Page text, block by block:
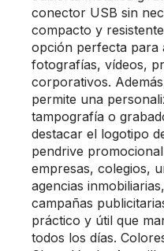
conector USB sin
compacto y
opción perfecta para
fotografías, vídeos,
corporativos.
permite una
tampografía o
destacar el logotipo
pendrive
empresas, colegios,
agencias
campañas
práctico y útil que
todos los días.